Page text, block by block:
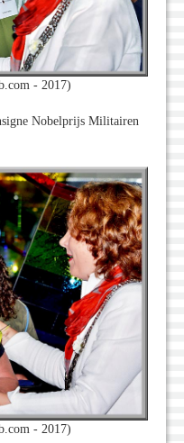
- 2017)
Nobelprijs Militairen
- 2017)